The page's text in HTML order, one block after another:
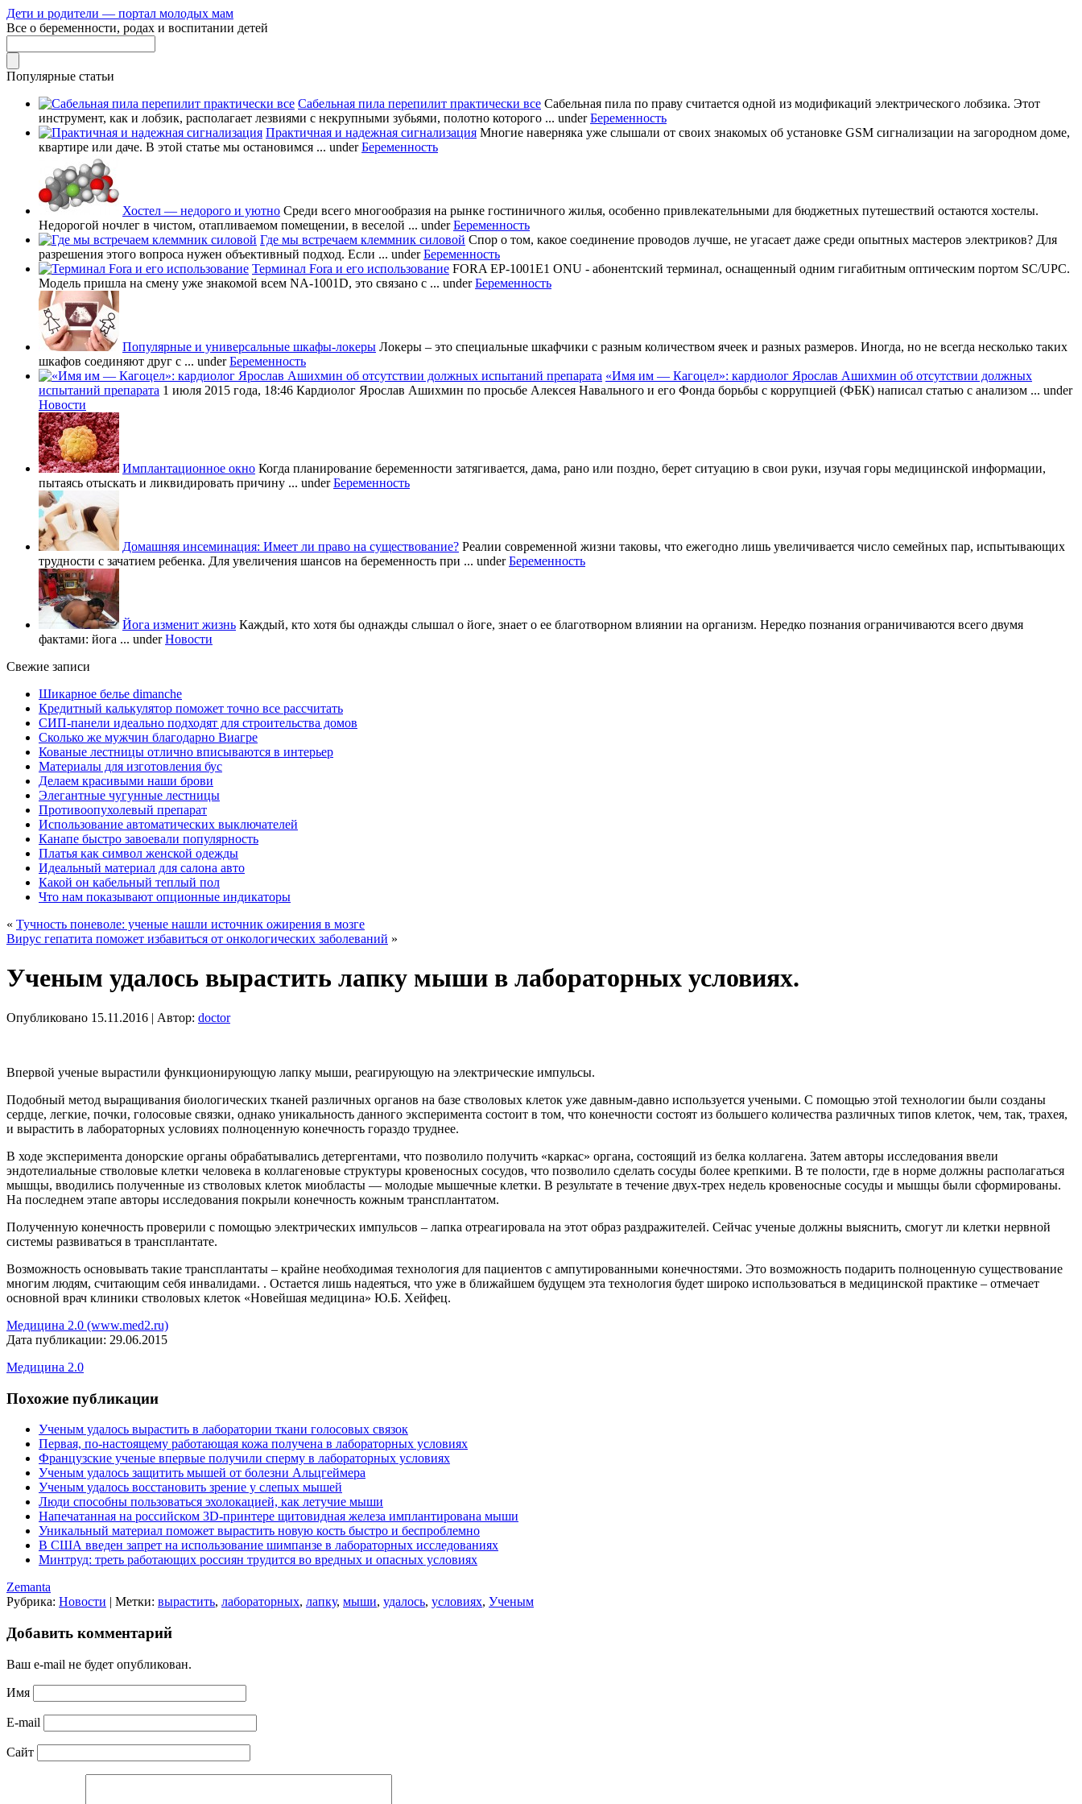
Дети и родители — портал молодых мам
Все о беременности, родах и воспитании детей
Популярные статьи
Сабельная пила перепилит практически все Сабельная пила по праву считается одной из модификаций электрического лобзика. Этот
инструмент, как и лобзик, располагает лезвиями с некрупными зубьями, полотно которого ... underБеременность
Практичная и надежная сигнализация Многие наверняка уже слышали от своих знакомых об установке GSM сигнализации на загородном доме,
квартире или даче. В этой статье мы остановимся ... underБеременность
Хостел — недорого и уютно Среди всего многообразия на рынке гостиничного жилья, особенно привлекательными для бюджетных путешествий остаются хостелы.
Недорогой ночлег в чистом, отапливаемом помещении, в веселой ... underБеременность
Где мы встречаем клеммник силовой Спор о том, какое соединение проводов лучше, не угасает даже среди опытных мастеров электриков? Для
разрешения этого вопроса нужен объективный подход. Если ... underБеременность
Терминал Fora и его использование FORA EP-1001E1 ONU - абонентский терминал, оснащенный одним гигабитным оптическим портом SC/UPC.
Модель пришла на смену уже знакомой всем NA-1001D, это связано с ... underБеременность
Популярные и универсальные шкафы-локеры Локеры – это специальные шкафчики с разным количеством ячеек и разных размеров. Иногда, но не всегда несколько таких
шкафов соединяют друг с ... underБеременность
«Имя им — Кагоцел»: кардиолог Ярослав Ашихмин об отсутствии должных
испытаний препарата 1 июля 2015 года, 18:46 Кардиолог Ярослав Ашихмин по просьбе Алексея Навального и его Фонда борьбы с коррупцией (ФБК) написал статью с анализом ... under
Новости
Имплантационное окно Когда планирование беременности затягивается, дама, рано или поздно, берет ситуацию в свои руки, изучая горы медицинской информации,
пытаясь отыскать и ликвидировать причину ... underБеременность
Домашняя инсеминация: Имеет ли право на существование? Реалии современной жизни таковы, что ежегодно лишь увеличивается число семейных пар, испытывающих
трудности с зачатием ребенка. Для увеличения шансов на беременность при ... underБеременность
Йога изменит жизнь Каждый, кто хотя бы однажды слышал о йоге, знает о ее благотворном влиянии на организм. Нередко познания ограничиваются всего двумя
фактами: йога ... underНовости
Свежие записи
Шикарное белье dimanche
Кредитный калькулятор поможет точно все рассчитать
СИП-панели идеально подходят для строительства домов
Сколько же мужчин благодарно Виагре
Кованые лестницы отлично вписываются в интерьер
Материалы для изготовления бус
Делаем красивыми наши брови
Элегантные чугунные лестницы
Противоопухолевый препарат
Использование автоматических выключателей
Канапе быстро завоевали популярность
Платья как символ женской одежды
Идеальный материал для салона авто
Какой он кабельный теплый пол
Что нам показывают опционные индикаторы
« Тучность поневоле: ученые нашли источник ожирения в мозге
Вирус гепатита поможет избавиться от онкологических заболеваний »
Ученым удалось вырастить лапку мыши в лабораторных условиях.
Опубликовано 15.11.2016 | Автор: doctor
Впервой ученые вырастили функционирующую лапку мыши, реагирующую на электрические импульсы.
Подобный метод выращивания биологических тканей различных органов на базе стволовых клеток уже давным-давно используется учеными. С помощью этой технологии были созданы
сердце, легкие, почки, голосовые связки, однако уникальность данного эксперимента состоит в том, что конечности состоят из большего количества различных типов клеток, чем, так, трахея,
и вырастить в лабораторных условиях полноценную конечность гораздо труднее.
В ходе эксперимента донорские органы обрабатывались детергентами, что позволило получить «каркас» органа, состоящий из белка коллагена. Затем авторы исследования ввели
эндотелиальные стволовые клетки человека в коллагеновые структуры кровеносных сосудов, что позволило сделать сосуды более крепкими. В те полости, где в норме должны располагаться
мышцы, вводились полученные из стволовых клеток миобласты — молодые мышечные клетки. В результате в течение двух-трех недель кровеносные сосуды и мышцы были сформированы.
На последнем этапе авторы исследования покрыли конечность кожным трансплантатом.
Полученную конечность проверили с помощью электрических импульсов – лапка отреагировала на этот образ раздражителей. Сейчас ученые должны выяснить, смогут ли клетки нервной
системы развиваться в трансплантате.
Возможность основывать такие трансплантаты – крайне необходимая технология для пациентов с ампутированными конечностями. Это возможность подарить полноценную существование
многим людям, считающим себя инвалидами. . Остается лишь надеяться, что уже в ближайшем будущем эта технология будет широко использоваться в медицинской практике – отмечает
основной врач клиники стволовых клеток «Новейшая медицина» Ю.Б. Хейфец.
Медицина 2.0 (www.med2.ru)
Дата публикации: 29.06.2015
Медицина 2.0
Похожие публикации
Ученым удалось вырастить в лаборатории ткани голосовых связок
Первая, по-настоящему работающая кожа получена в лабораторных условиях
Французские ученые впервые получили сперму в лабораторных условиях
Ученым удалось защитить мышей от болезни Альцгеймера
Ученым удалось восстановить зрение у слепых мышей
Люди способны пользоваться эхолокацией, как летучие мыши
Напечатанная на российском 3D-принтере щитовидная железа имплантирована мыши
Уникальный материал поможет вырастить новую кость быстро и беспроблемно
В США введен запрет на использование шимпанзе в лабораторных исследованиях
Минтруд: треть работающих россиян трудится во вредных и опасных условиях
Zemanta
Рубрика: Новости | Метки: вырастить, лабораторных, лапку, мыши, удалось, условиях, Ученым
Добавить комментарий
Ваш e-mail не будет опубликован.
Имя
E-mail
Сайт